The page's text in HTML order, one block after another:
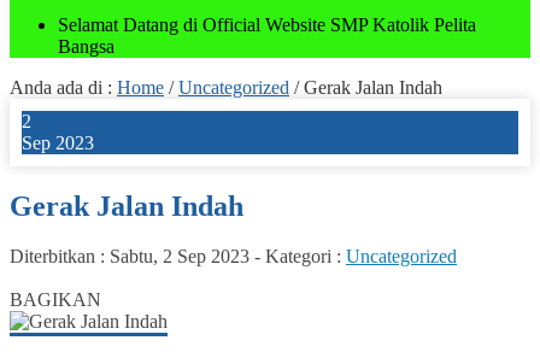
Selamat Datang di Official Website SMP Katolik Pelita
Bangsa
Anda ada di : Home /Uncategorized /Gerak Jalan Indah
2
Sep 2023
Gerak Jalan Indah
Diterbitkan : Sabtu, 2 Sep 2023 - Kategori : Uncategorized
BAGIKAN